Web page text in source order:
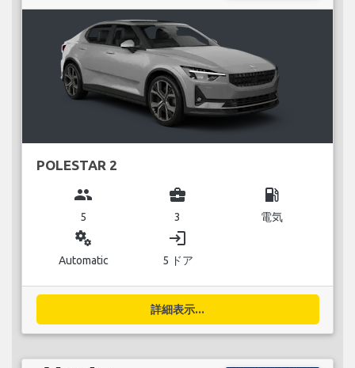
POLESTAR 2
group
5
business_center
3
local_gas_station
電気
miscellaneous_services
Automatic
login
5 ドア
詳細表示...